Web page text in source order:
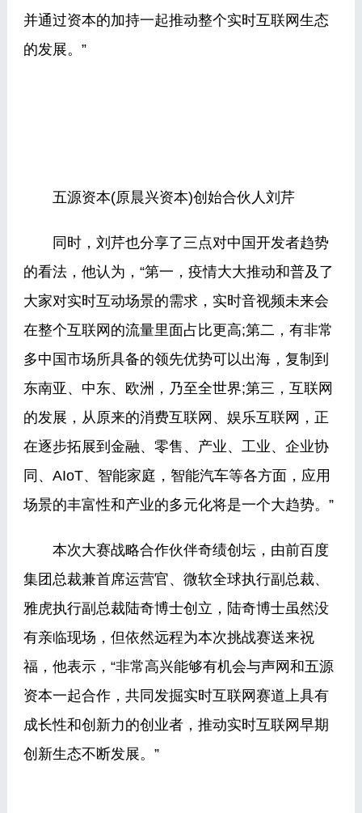
并通过资本的加持一起推动整个实时互联网生态
的发展。”
五源资本(原晨兴资本)创始合伙人刘芹
同时，刘芹也分享了三点对中国开发者趋势
的看法，他认为，“第一，疫情大大推动和普及了
大家对实时互动场景的需求，实时音视频未来会
在整个互联网的流量里面占比更高;第二，有非常
多中国市场所具备的领先优势可以出海，复制到
东南亚、中东、欧洲，乃至全世界;第三，互联网
的发展，从原来的消费互联网、娱乐互联网，正
在逐步拓展到金融、零售、产业、工业、企业协
同、AIoT、智能家庭，智能汽车等各方面，应用
场景的丰富性和产业的多元化将是一个大趋势。”
本次大赛战略合作伙伴奇绩创坛，由前百度
集团总裁兼首席运营官、微软全球执行副总裁、
雅虎执行副总裁陆奇博士创立，陆奇博士虽然没
有亲临现场，但依然远程为本次挑战赛送来祝
福，他表示，“非常高兴能够有机会与声网和五源
资本一起合作，共同发掘实时互联网赛道上具有
成长性和创新力的创业者，推动实时互联网早期
创新生态不断发展。”